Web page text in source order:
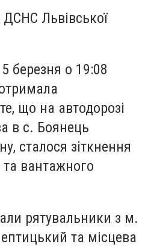
Львівської
березня о 19:08
що на автодорозі
в с. Боянець
сталося зіткнення
вантажного
рятувальники з м.
та місцева